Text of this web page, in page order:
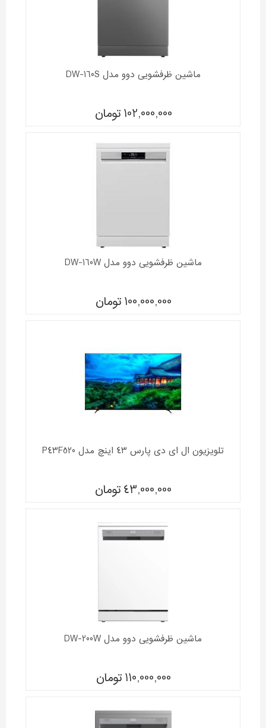
ماشين ظرفشويی دوو مدل DW-160S
102,000,000 تومان
ماشين ظرفشويی دوو مدل DW-160W
100,000,000 تومان
تلویزیون ال ای دی پارس 43 اینچ مدل P43F520
43,000,000 تومان
ماشین ظرفشویی دوو مدل DW-200W
110,000,000 تومان